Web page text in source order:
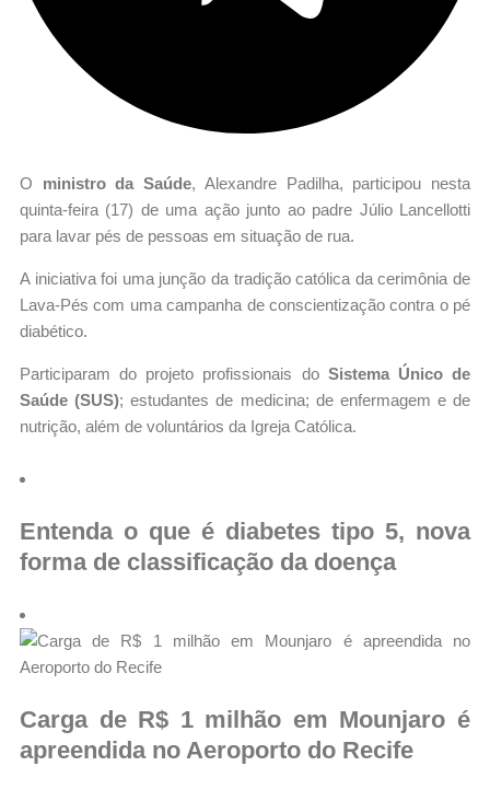
O ministro da Saúde, Alexandre Padilha, participou nesta
quinta-feira (17) de uma ação junto ao padre Júlio Lancellotti
para lavar pés de pessoas em situação de rua.
A iniciativa foi uma junção da tradição católica da cerimônia de
Lava-Pés com uma campanha de conscientização contra o pé
diabético.
Participaram do projeto profissionais do Sistema Único de
Saúde (SUS); estudantes de medicina; de enfermagem e de
nutrição, além de voluntários da Igreja Católica.
Entenda o que é diabetes tipo 5, nova
forma de classificação da doença
Carga de R$ 1 milhão em Mounjaro é
apreendida no Aeroporto do Recife